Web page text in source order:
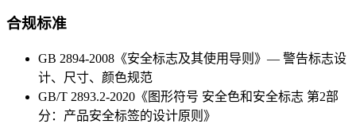
合规标准
GB 2894-2008《安全标志及其使用导则》— 警告标志设
计、尺寸、颜色规范
GB/T 2893.2-2020《图形符号 安全色和安全标志 第2部
分：产品安全标签的设计原则》